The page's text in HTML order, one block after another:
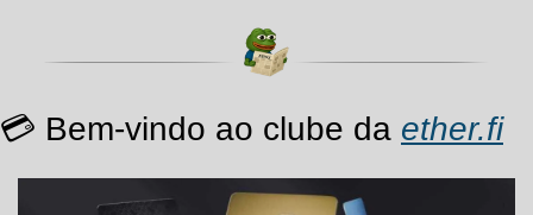
💳 Bem-vindo ao clube da ether.fi